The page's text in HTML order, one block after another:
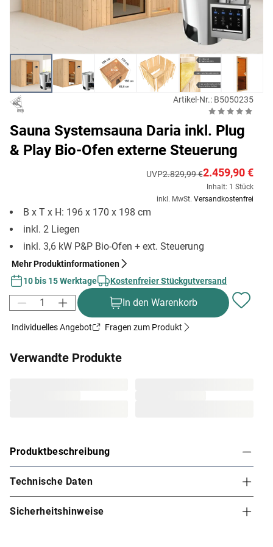
Artikel-Nr.: B5050235
Sauna Systemsauna Daria inkl. Plug
& Play Bio-Ofen externe Steuerung
UVP2.829,99 €2.459,90 €
Inhalt: 1 Stück
inkl. MwSt. Versandkostenfrei
B x T x H: 196 x 170 x 198 cm
inkl. 2 Liegen
inkl. 3,6 kW P&P Bio-Ofen + ext. Steuerung
Mehr Produktinformationen
10 bis 15 Werktage
Kostenfreier Stückgutversand
In den Warenkorb
Individuelles Angebot Fragen zum Produkt
Verwandte Produkte
Produktbeschreibung
Karibu Innensauna Daria in Systembauweise für
1-2 Personen
Dieses Saunamodell – eine System- bzw. Elementsauna
Technische Daten
Sicherheitshinweise